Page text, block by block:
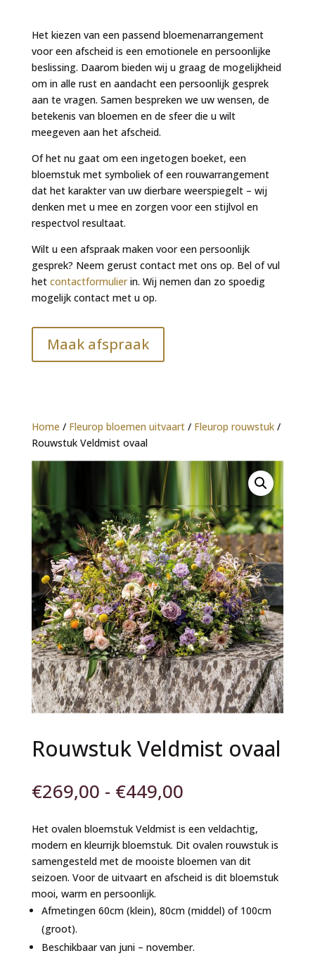
Het kiezen van een passend bloemenarrangement
voor een afscheid is een emotionele en persoonlijke
beslissing. Daarom bieden wij u graag de mogelijkheid
om in alle rust en aandacht een persoonlijk gesprek
aan te vragen. Samen bespreken we uw wensen, de
betekenis van bloemen en de sfeer die u wilt
meegeven aan het afscheid.
Of het nu gaat om een ingetogen boeket, een
bloemstuk met symboliek of een rouwarrangement
dat het karakter van uw dierbare weerspiegelt – wij
denken met u mee en zorgen voor een stijlvol en
respectvol resultaat.
Wilt u een afspraak maken voor een persoonlijk
gesprek? Neem gerust contact met ons op. Bel of vul
het contactformulierin. Wij nemen dan zo spoedig
mogelijk contact met u op.
Maak afspraak
Home / Fleurop bloemen uitvaart/ Fleurop rouwstuk/
Rouwstuk Veldmist ovaal
Rouwstuk Veldmist ovaal
€269,00 - €449,00Prijsklasse:
tot
€449,00
Het ovalen bloemstuk Veldmist is een veldachtig,
modern en kleurrijk bloemstuk. Dit ovalen rouwstuk is
samengesteld met de mooiste bloemen van dit
seizoen. Voor de uitvaart en afscheid is dit bloemstuk
mooi, warm en persoonlijk.
Afmetingen 60cm (klein), 80cm (middel) of 100cm
(groot).
Beschikbaar van juni – november.